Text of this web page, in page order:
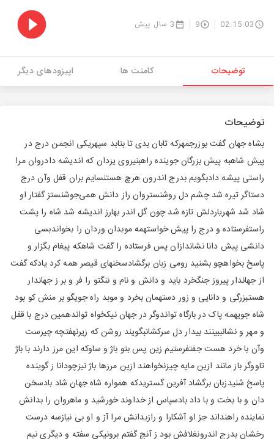
02:15:03
9 3 سال پیش
توضیحات کامنت ها اپیزودهای دیگر
توضیحات
بشاه جهان گفت بوزرجمهرکه تابان بدی تا بتابد سپهریکی انجمن درج در
پیش شاهبه پیش بزرگان جوینده راهبنیروی یزدان که اندیشه دادروان مرا
راستی پیشه دادبگویم بدرج اندرون هرچ هستنسایم بران قفل وآن درج
دستاگر تیره شد چشم دل روشنستروان راز دانش همی‌جوشنستز گفتار او
شاد شد شهریاردلش تازه شد چون گل اندر بهارز اندیشه شد شاه را پشت
راستفرستاده و درج را پیش خواستهمه موبدان وردان را بخواندبسی
دانشی پیش دانا نشاندازان پس فرستاده را گفت شاهکه پیغام بگزار و
پاسخ بخواهچو بشنید رومی زبان برگشادسخنهای قیصر همه کرد یادکه گفت
از جهاندار پیروز جنگخرد باید و دانش و نام و ننگتو را فر و بر ز جهاندار
هستبزرگی و دانایی و زور دستهمان بخرد و موبد راه جویگو بر منش کو بود
شاه جویهمه پاک در بارگاه تواندوگر در جهان نیکخواه تواندهمین درج با قفل
و مهر و نشانببینند بیدار دل سرکشانبگویند روشن که زیرنهفتچه چیزست
وآن با خرد هست جفتفرستیم زین پس بتو باژ و ساوکه این مرز دارند با باژ
تاووگر باز مانند ازین مایه چیزنخواهند ازین مرزها باژ نیزچودانا ز گوینده
پاسخ شنیدزبان برگشاد آفرین گستریدکه همواره شاه جهان شاد بادسخن
دان و با بخت و با داد بادسپاس از خداوند خورشید و ماهروان را بدانش
نماینده راهنداند جز او آشکارا و رازبدانش مرا آز و او بی نیازسه درست
رخشان بدرج اندرونغلافش بود ز آنچ گفتم برونیکی سفته و دیگری نیم